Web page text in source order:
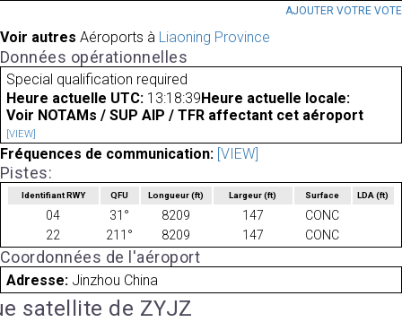
AJOUTER VOTRE VOTE
Voir autres Aéroports à Liaoning Province
Données opérationnelles
Special qualification required
Heure actuelle UTC: 13:18:39 Heure actuelle locale:
Voir NOTAMs / SUP AIP / TFR affectant cet aéroport
[VIEW]
Fréquences de communication: [VIEW]
Pistes:
Identifiant RWY QFU Longueur(ft) Largeur(ft) Surface LDA(ft)
04 31° 8209 147
CONC
22
211° 8209 147 CONC
Coordonnées de l'aéroport
Adresse: Jinzhou China
satellite de ZYJZ